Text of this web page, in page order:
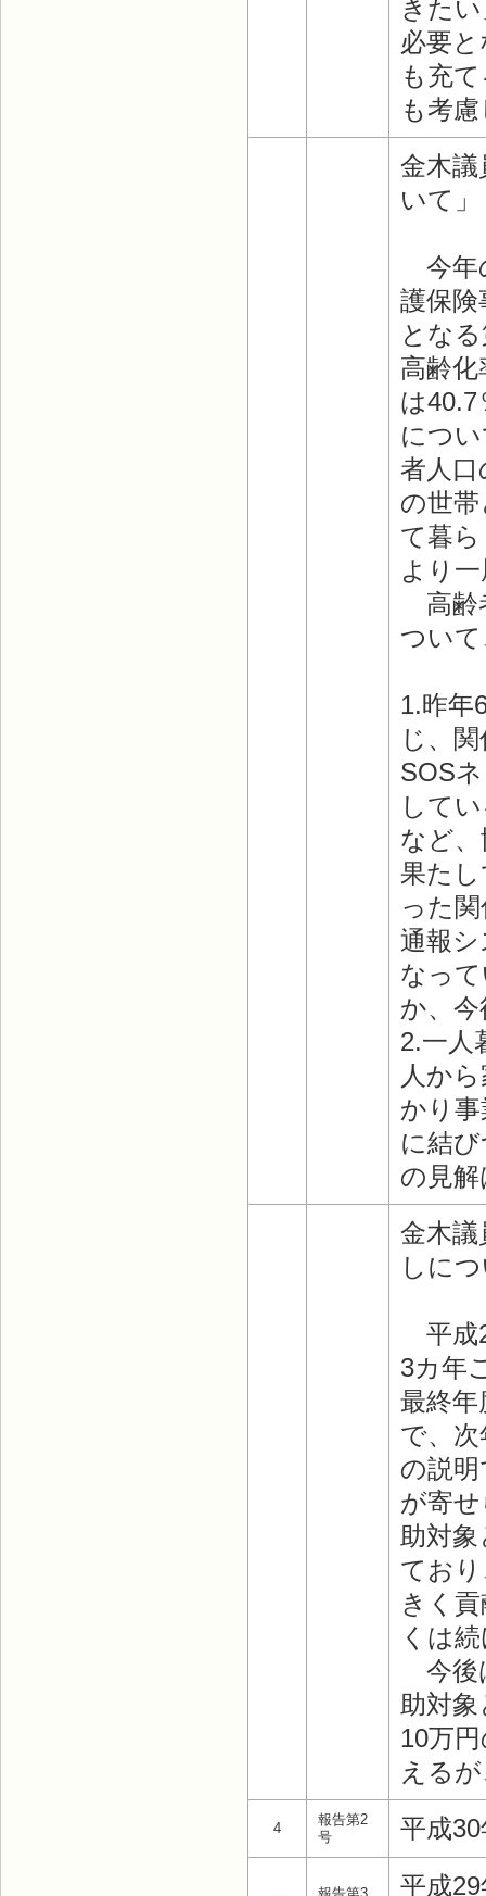
きた
必要
も充
も考
金木
いて」
今年
護保
とな
高齢
は40.7
につ
者人口
の世
て暮
より
高齢
つい
1.昨年
じ、
SOS
して
など
果た
った
通報
なっ
か、
2.一人
人か
かり
に結
の見
金木
しに
平成
3カ年
最終
で、
の説
が寄
助対
てお
きく
くは
今後
助対
10万
える
4
報告第2
号
平成
平成